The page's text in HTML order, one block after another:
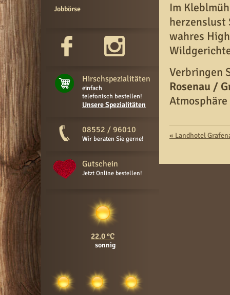
Im
herzenslust
wahres
Verbringen
Rosenau /
« Landhotel
Jobbörse
Hirschspezialitäten
einfach
telefonisch bestellen!
Unsere Spezialitäten
08552 / 96010
Wir beraten Sie gerne!
Gutschein
Jetzt Online bestellen!
22.0
sonnig